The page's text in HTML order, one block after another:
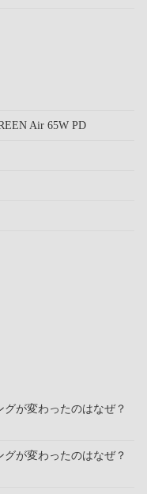
Air 65W PD
が変わったのはなぜ？
が変わったのはなぜ？